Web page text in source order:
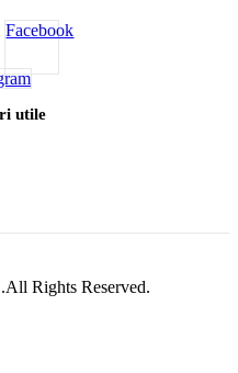
Facebook
utile
Rights Reserved.